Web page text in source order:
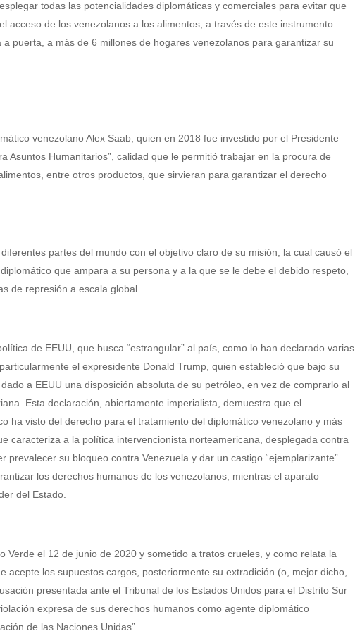
todas las potencialidades diplomáticas y comerciales para evitar que
acceso de los venezolanos a los alimentos, a través de este instrumento
puerta, a más de 6 millones de hogares venezolanos para garantizar su
venezolano Alex Saab, quien en 2018 fue investido por el Presidente
Asuntos Humanitarios”, calidad que le permitió trabajar en la procura de
entre otros productos, que sirvieran para garantizar el derecho
partes del mundo con el objetivo claro de su misión, la cual causó el
que ampara a su persona y a la que se le debe el debido respeto,
de represión a escala global.
de EEUU, que busca “estrangular” al país, como lo han declarado varias
el expresidente Donald Trump, quien estableció que bajo su
a EEUU una disposición absoluta de su petróleo, en vez de comprarlo al
Esta declaración, abiertamente imperialista, demuestra que el
ha visto del derecho para el tratamiento del diplomático venezolano y más
caracteriza a la política intervencionista norteamericana, desplegada contra
su bloqueo contra Venezuela y dar un castigo “ejemplarizante”
los derechos humanos de los venezolanos, mientras el aparato
del Estado.
Verde el 12 de junio de 2020 y sometido a tratos crueles, y como relata la
acepte los supuestos cargos, posteriormente su extradición (o, mejor dicho,
presentada ante el Tribunal de los Estados Unidos para el Distrito Sur
expresa de sus derechos humanos como agente diplomático
de las Naciones Unidas”.